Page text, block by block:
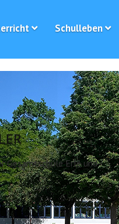
Schulleben
Gesamtschule Erle und